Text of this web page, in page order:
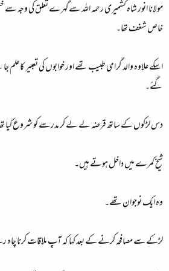
مولانا انور شاہ کشمیری رحمہ اللہ سےگہرے تعلق کی وجہ
خاص شغف تھا۔
اسکے علاوہ والد گرامی طبیب تھے اور خوابوں کی تعبیر کا
گئے۔
دس لڑکوں کے ساتھ قرضہ لے لے کر مدرسے کو شروع کیا
شیخ کمرے میں داخل ہوتے ہیں۔
وہ ایک نوجوان تھے۔
لڑکے سے مصافحہ کرنے کے بعد کہا کہ آپ ملاقات کرنا